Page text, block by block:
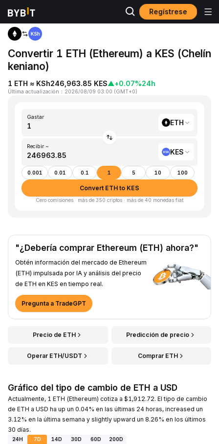
Regístrese
Inicio ETH to KES
Convertir 1 ETH (Ethereum) a KES (Chelín
keniano)
1 ETH ≈ KSh246,963.85 KES▲+0.07%24h
Última actualización ： 2026/08/09 03:00 (GMT+0)
Gastar
ETH
Recibir ~
KES
0.001 0.01 0.1 1 5 10 100
Convert ETH to KES
Cero comisiones · más de 350 criptos · más de 40 monedas fiat
"¿Debería comprar Ethereum (ETH) ahora?"
Obtén información del mercado de Ethereum
(ETH) impulsada por IA y análisis del precio
de ETH en KES en tiempo real.
Pregunta a TradeGPT
Precio de ETH Predicción de precio
Operar ETH/USDT Comprar ETH
Gráfico del tipo de cambio de ETH a USD
Actualmente, 1 ETH (Ethereum) cotiza a $1,912.72. El tipo de cambio
de ETH a USD ha up un 0.04% en las últimas 24 horas, increased un
3.12% en la última semana y slightly upward un 8.26% en los últimos
30 días.
24H 7D 14D 30D 60D
200D